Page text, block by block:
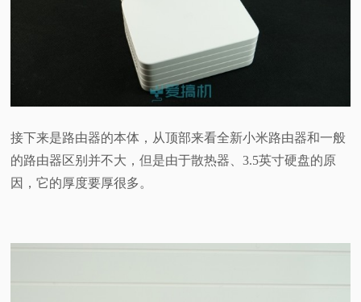
接下来是路由器的本体，从顶部来看全新小米路由器和一般
的路由器区别并不大，但是由于散热器、3.5英寸硬盘的原
因，它的厚度要厚很多。